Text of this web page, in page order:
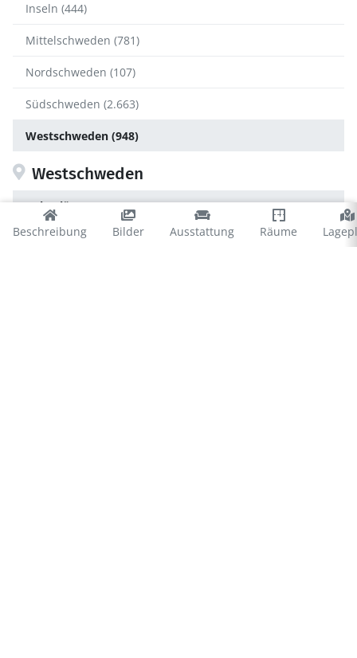
Beschreibung Bilder Ausstattung Räume
Inseln (444)
Mittelschweden (781)
Nordschweden (107)
Südschweden (2.663)
Westschweden (948)
Westschweden
Bohuslän (472)
Dalsland (131)